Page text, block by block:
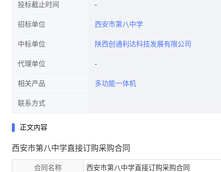
投标截止时间
招标单位 西安市第八中学
中标单位 陕西创通利达科技发展有限公司
代理单位
相关产品 多功能一体机
联系方式
正文内容
西安市第八中学直接订购采购合同
合同名称 西安市第八中学直接订购采购合同